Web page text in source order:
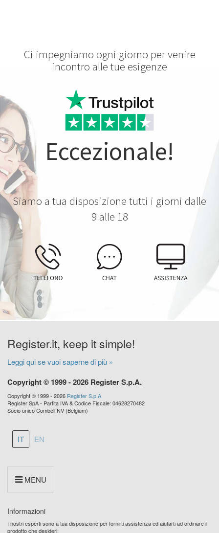
Ci impegniamo ogni giorno per venire
incontro alle tue esigenze
Eccezionale!
Siamo a tua disposizione tutti i giorni dalle
9 alle 18
Register.it, keep it simple!
Leggi qui se vuoi saperne di più »
Copyright © 1999 - 2026 Register S.p.A.
Copyright © 1999 - 2026 Register S.p.A
Register SpA - Partita IVA & Codice Fiscale: 04628270482
Socio unico Combell NV (Belgium)
IT EN
MENU
Informazioni
I nostri esperti sono a tua disposizione per fornirti assistenza ed aiutarti ad ordinare il
prodotto che desideri: